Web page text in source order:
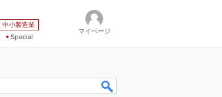
中小製造業
Special
マイページ